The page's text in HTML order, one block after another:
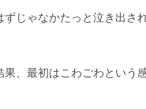
じゃなかたっと泣き出さ
、最初はこわごわという